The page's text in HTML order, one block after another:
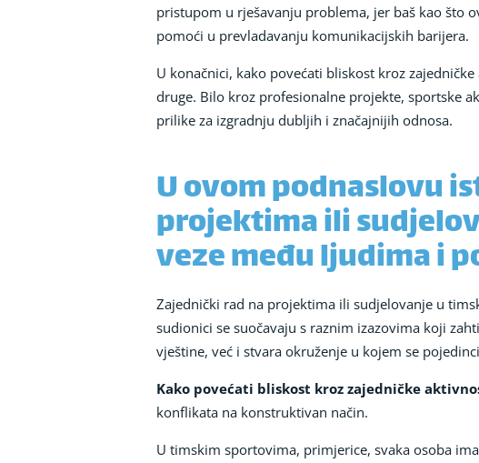
pristupom u rješavanju problema, jer baš kao što
pomoći u prevladavanju komunikacijskih barijera.
U konačnici, kako povećati bliskost kroz
druge. Bilo kroz profesionalne projekte, sportske
prilike za izgradnju dubljih i značajnijih odnosa.
U ovom podnaslovu
projektima ili
veze među ljudima i
Zajednički rad na projektima ili sudjelovanje u
sudionici se suočavaju s raznim izazovima koji
vještine, već i stvara okruženje u kojem se
Kako povećati bliskost kroz zajedničke
konflikata na konstruktivan način.
U timskim sportovima, primjerice, svaka osoba